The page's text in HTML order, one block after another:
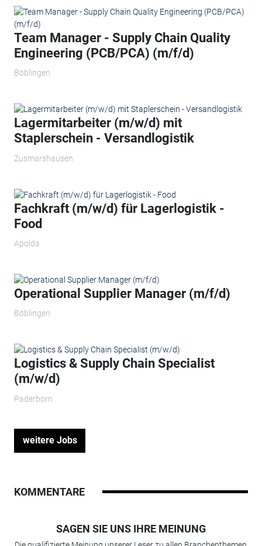
Team Manager - Supply Chain Quality
Engineering (PCB/PCA) (m/f/d)
Böblingen
Lagermitarbeiter (m/w/d) mit
Staplerschein - Versandlogistik
Zusmarshausen
Fachkraft (m/w/d) für Lagerlogistik -
Food
Apolda
Operational Supplier Manager (m/f/d)
Böblingen
Logistics & Supply Chain Specialist
(m/w/d)
Paderborn
weitere Jobs
KOMMENTARE
SAGEN SIE UNS IHRE MEINUNG